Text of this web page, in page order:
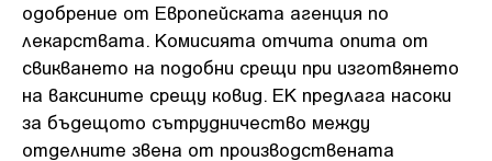
одобрение от Европейската агенция по
лекарствата. Комисията отчита опита от
свикването на подобни срещи при изготвянето
на ваксините срещу ковид. ЕК предлага насоки
за бъдещото сътрудничество между
отделните звена от производствената